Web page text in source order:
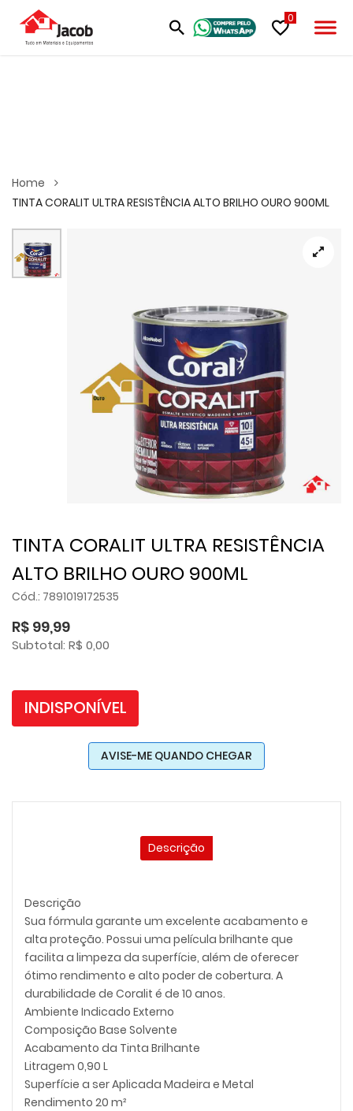
0
Home
TINTA CORALIT ULTRA RESISTÊNCIA ALTO BRILHO OURO 900ML
TINTA CORALIT ULTRA RESISTÊNCIA
ALTO BRILHO OURO 900ML
Cód.: 7891019172535
R$ 99,99
Subtotal: R$ 0,00
INDISPONÍVEL
AVISE-ME QUANDO CHEGAR
Descrição
Descrição
Sua fórmula garante um excelente acabamento e
alta proteção. Possui uma película brilhante que
facilita a limpeza da superfície, além de oferecer
ótimo rendimento e alto poder de cobertura. A
durabilidade de Coralit é de 10 anos.
Ambiente Indicado Externo
Composição Base Solvente
Acabamento da Tinta Brilhante
Litragem 0,90 L
Superfície a ser Aplicada Madeira e Metal
Rendimento 20 m²